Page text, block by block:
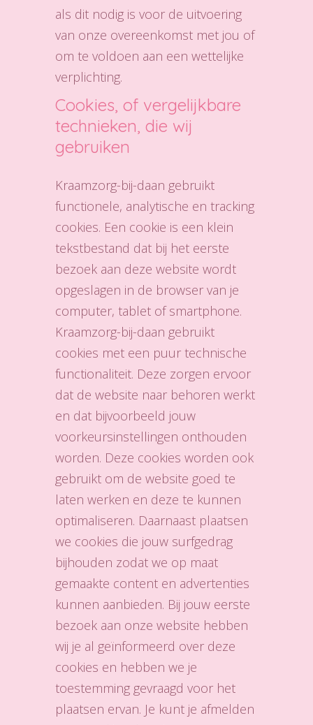
als dit nodig is voor de uitvoering
van onze overeenkomst met jou of
om te voldoen aan een wettelijke
verplichting.
Cookies, of vergelijkbare
technieken, die wij
gebruiken
Kraamzorg-bij-daan gebruikt
functionele, analytische en tracking
cookies. Een cookie is een klein
tekstbestand dat bij het eerste
bezoek aan deze website wordt
opgeslagen in de browser van je
computer, tablet of smartphone.
Kraamzorg-bij-daan gebruikt
cookies met een puur technische
functionaliteit. Deze zorgen ervoor
dat de website naar behoren werkt
en dat bijvoorbeeld jouw
voorkeursinstellingen onthouden
worden. Deze cookies worden ook
gebruikt om de website goed te
laten werken en deze te kunnen
optimaliseren. Daarnaast plaatsen
we cookies die jouw surfgedrag
bijhouden zodat we op maat
gemaakte content en advertenties
kunnen aanbieden. Bij jouw eerste
bezoek aan onze website hebben
wij je al geïnformeerd over deze
cookies en hebben we je
toestemming gevraagd voor het
plaatsen ervan. Je kunt je afmelden